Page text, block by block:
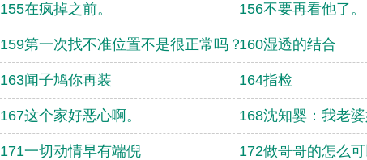
155在疯掉之前。 156不要再看他了。
159第一次找不准位置不是很正常吗？by左相大
160湿透的结合
163闻子鸠你再装 164指检
167这个家好恶心啊。 168沈知婴：我老
171一切动情早有端倪 172做哥哥的怎么